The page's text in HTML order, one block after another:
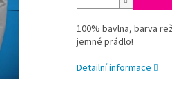
100% bavlna, barva
jemné prádlo!
Detailní informace